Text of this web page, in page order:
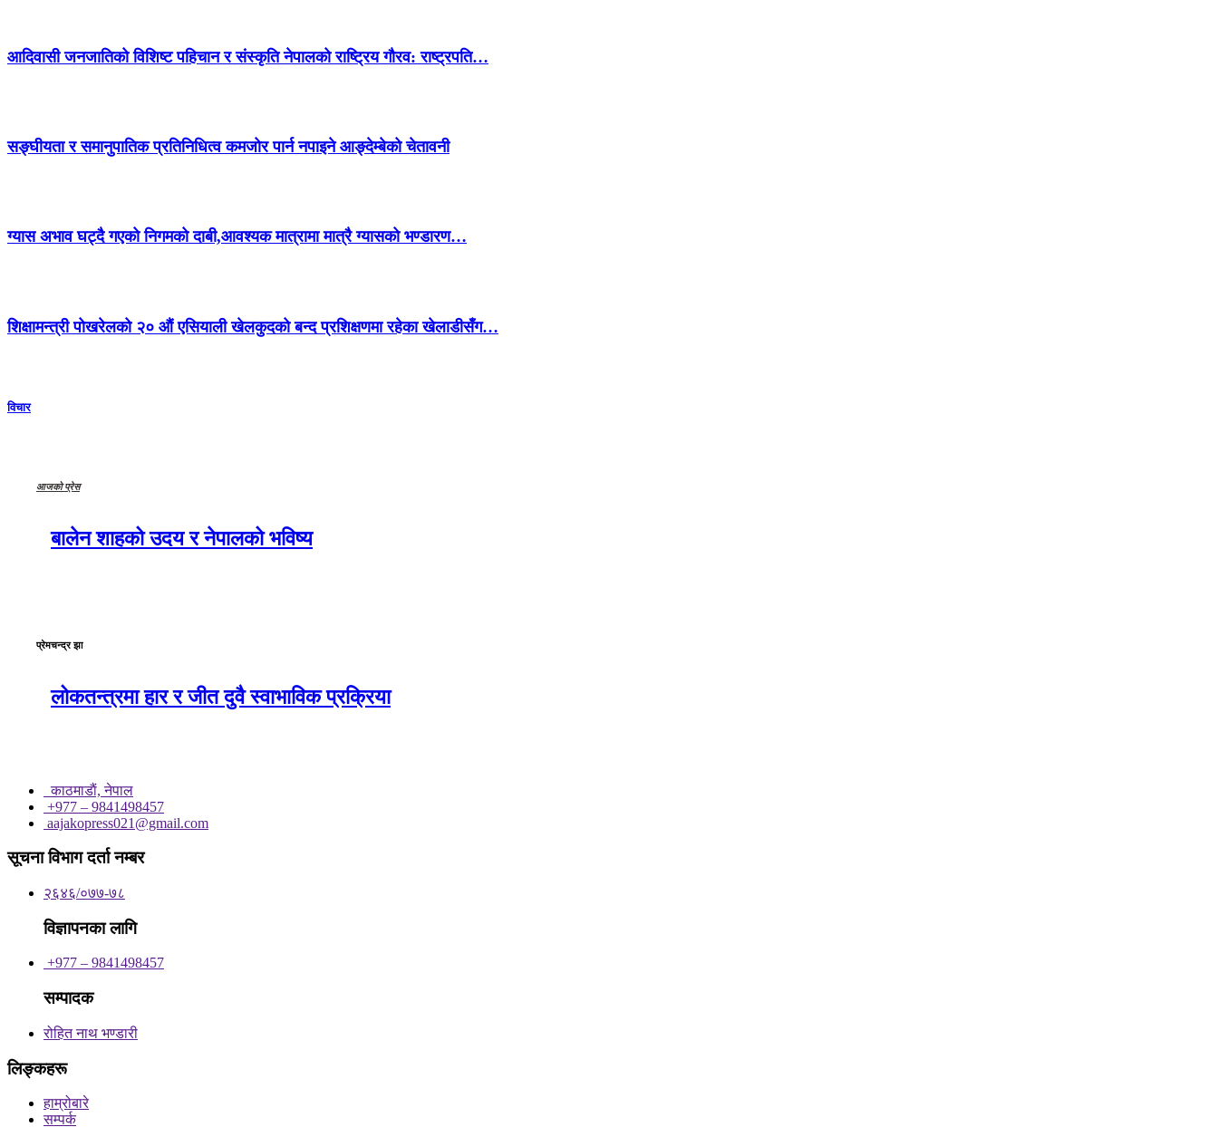
आदिवासी जनजातिको विशिष्ट पहिचान र संस्कृति नेपालको राष्ट्रिय गौरव: राष्ट्रपति…
सङ्घीयता र समानुपातिक प्रतिनिधित्व कमजोर पार्न नपाइने आङ्देम्बेको चेतावनी
ग्यास अभाव घट्दै गएको निगमको दाबी,आवश्यक मात्रामा मात्रै ग्यासको भण्डारण…
शिक्षामन्त्री पोखरेलको २० औं एसियाली खेलकुदको बन्द प्रशिक्षणमा रहेका खेलाडीसँग…
विचार
आजको प्रेस
बालेन शाहको उदय र नेपालको भविष्य
प्रेमचन्द्र झा
लोकतन्त्रमा हार र जीत दुवै स्वाभाविक प्रक्रिया
काठमाडाैं, नेपाल
+977 – 9841498457
aajakopress021@gmail.com
सूचना विभाग दर्ता नम्बर
२६४६/०७७-७८
विज्ञापनका लागि
+977 – 9841498457
सम्पादक
रोहित नाथ भण्डारी
लिङ्कहरू
हाम्रोबारे
सम्पर्क